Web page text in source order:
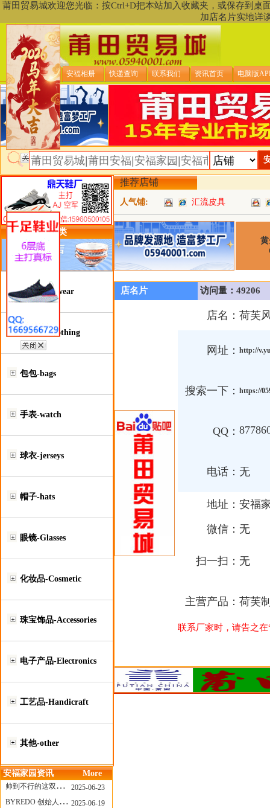
莆田贸易城欢迎您光临：按Ctrl+D把本站加入收藏夹，或保存到
加店名片实地详
贸易城首页 安福相册 快递查询 联系我们 资讯首页 电脑版
类目详细分类
鞋类-Footwear
服装类-Clothing
包包-bags
手表-watch
球衣-jerseys
帽子-hats
眼镜-Glasses
化妆品-Cosmetic
珠宝饰品-Accessories
电子产品-Electronics
工艺品-Handicraft
其他-other
安福家园资讯 More
帅到不行的这双跑鞋，其实藏着Nike第一位签约跑者的故事
2025-06-23
BYREDO 创始人离任，也带走了那份灵魂感
2025-06-19
推荐店铺
人气铺: 汇流皮具
店名片 访问量：49206
店名： 荷芙
网址： http://
搜索一下： https://
QQ：
电话： 无
地址： 安福
微信： 无
扫一扫： 无
主营产品： 荷芙
联系厂家时，请告之